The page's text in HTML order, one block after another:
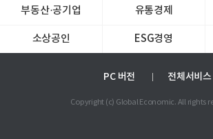
부동산·공기업 유통경제
소상공인 ESG경영
PC 버전 전체서비스
Copyright (c) Global Economic. All rights